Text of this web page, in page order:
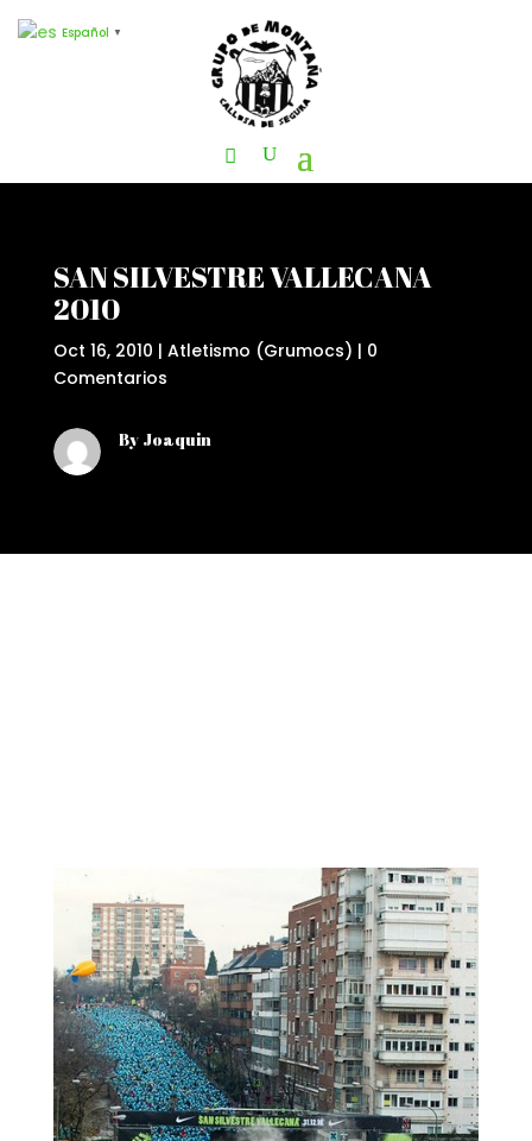
SAN SILVESTRE VALLECANA
2010
Oct 16, 2010 | Atletismo (Grumocs) | 0
Comentarios
By Joaquin
Español ▼